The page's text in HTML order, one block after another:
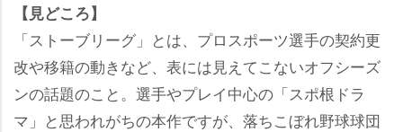
【見どころ】
「ストーブリーグ」とは、プロスポーツ選手の契約更
改や移籍の動きなど、表には見えてこないオフシーズ
ンの話題のこと。選手やプレイ中心の「スポ根ドラ
マ」と思われがちの本作ですが、落ちこぼれ野球球団